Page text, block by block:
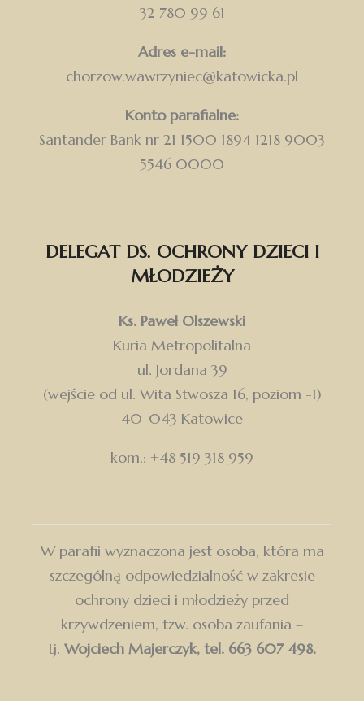
32 780 99 61
Adres e-mail:
chorzow.wawrzyniec@katowicka.pl
Konto parafialne:
Santander Bank nr 21 1500 1894 1218 9003
5546 0000
DELEGAT DS. OCHRONY DZIECI I
MŁODZIEŻY
Ks. Paweł Olszewski
Kuria Metropolitalna
ul. Jordana 39
(wejście od ul. Wita Stwosza 16, poziom -1)
40-043 Katowice
kom.: +48 519 318 959
W parafii wyznaczona jest osoba, która ma
szczególną odpowiedzialność w zakresie
ochrony dzieci i młodzieży przed
krzywdzeniem, tzw. osoba zaufania –
tj. Wojciech Majerczyk, tel. 663 607 498.